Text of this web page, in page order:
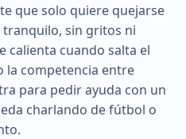
que solo quiere quejarse
tranquilo, sin gritos ni
calienta cuando salta el
la competencia entre
para pedir ayuda con un
charlando de fútbol o